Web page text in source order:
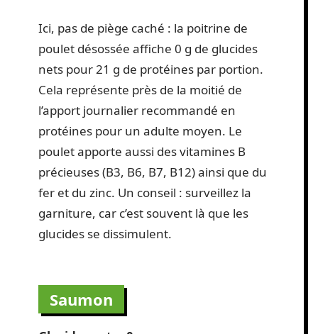
Ici, pas de piège caché : la poitrine de
poulet désossée affiche 0 g de glucides
nets pour 21 g de protéines par portion.
Cela représente près de la moitié de
l’apport journalier recommandé en
protéines pour un adulte moyen. Le
poulet apporte aussi des vitamines B
précieuses (B3, B6, B7, B12) ainsi que du
fer et du zinc. Un conseil : surveillez la
garniture, car c’est souvent là que les
glucides se dissimulent.
Saumon